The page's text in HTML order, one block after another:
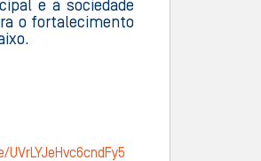
e a sociedade
o fortalecimento